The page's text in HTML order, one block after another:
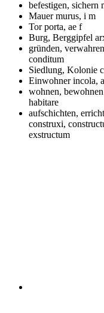
befestigen, sichern
Mauermurus, i m
Torporta, ae f
Burg, Berggipfel
gründen,
conditum
Siedlung, Kolonie
Einwohnerincola,
wohnen,
habitare
aufschichten,
construxi,
exstructum